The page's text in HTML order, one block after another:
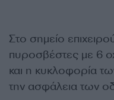
Στο σημείο
πυροσβέστες με 6
και η κυκλοφορία
την ασφάλεια των